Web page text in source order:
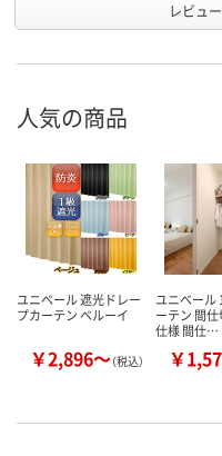
レビュ
人気の商品
ユニベール 遮光ドレー
プカーテン ベルーイ
￥2,896～（税込）
ユニベール
ーテン 間
仕様 間仕…
￥